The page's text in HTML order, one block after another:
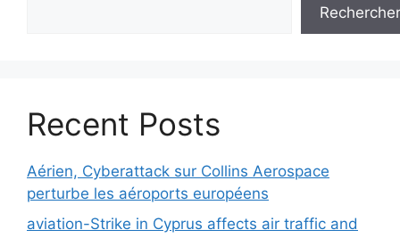
Rechercher
Recent Posts
Aérien, Cyberattack sur Collins Aerospace
perturbe les aéroports européens
aviation-Strike in Cyprus affects air traffic and